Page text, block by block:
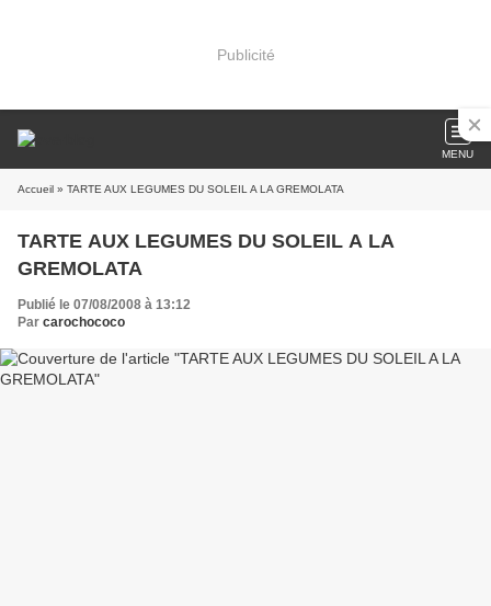
Publicité
MENU
Accueil » TARTE AUX LEGUMES DU SOLEIL A LA GREMOLATA
TARTE AUX LEGUMES DU SOLEIL A LA
GREMOLATA
Publié le 07/08/2008 à 13:12
Par carochococo